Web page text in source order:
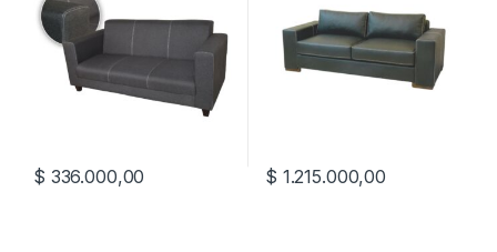
$ 336.000,00 $ 1.215.000,00